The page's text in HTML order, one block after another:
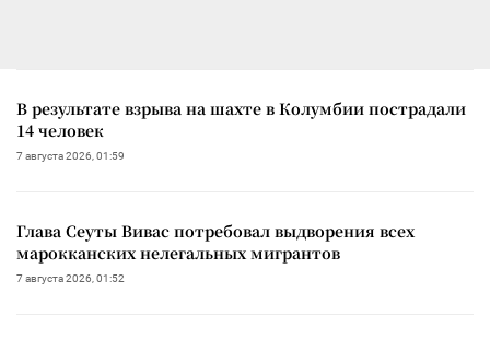
В результате взрыва на шахте в Колумбии пострадали
14 человек
7 августа 2026, 01:59
Глава Сеуты Вивас потребовал выдворения всех
марокканских нелегальных мигрантов
7 августа 2026, 01:52